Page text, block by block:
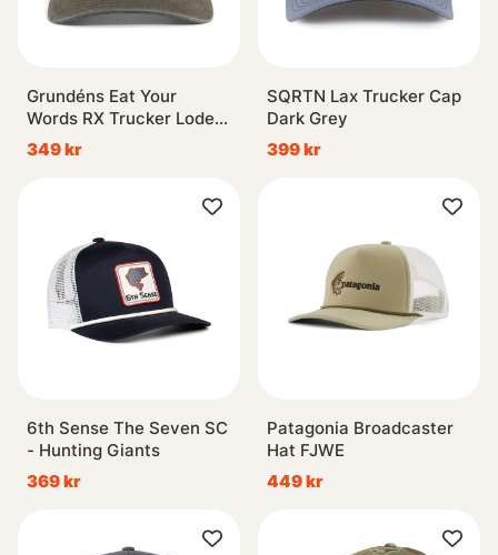
Grundéns Eat Your
Words RX Trucker Loden
Salmon Graphic
349 kr
SQRTN Lax Trucker Cap
Dark Grey
399 kr
6th Sense The Seven SC
- Hunting Giants
369 kr
Patagonia Broadcaster
Hat FJWE
449 kr